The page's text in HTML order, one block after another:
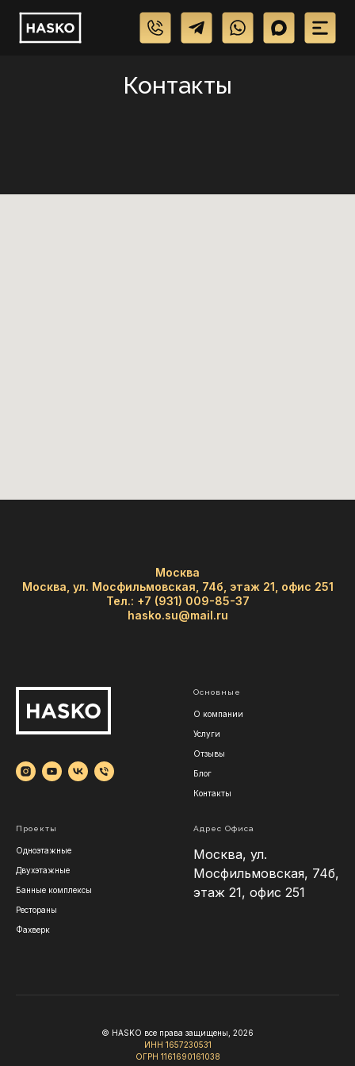
Контакты
Москва
Москва, ул. Мосфильмовская, 74б, этаж 21, офис 251
Тел.: +7 (931) 009-85-37
hasko.su@mail.ru
Основные
О компании
Услуги
Отзывы
Блог
Контакты
Проекты
Одноэтажные
Двухэтажные
Банные комплексы
Рестораны
Фахверк
Адрес Офиса
Москва, ул.
Мосфильмовская, 74б,
этаж 21, офис 251
© HASKO все права защищены, 2026
ИНН 1657230531
ОГРН 1161690161038